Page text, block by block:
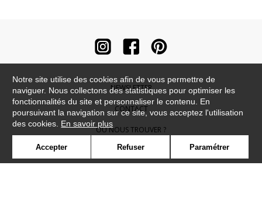
NEWSLETTER
CONTACT
OÙ NOUS TROUVER ?
CONTRACT
Notre site utilise des cookies afin de vous permettre de
naviguer. Nous collectons des statistiques pour optimiser les
fonctionnalités du site et personnaliser le contenu. En
poursuivant la navigation sur ce site, vous acceptez l'utilisation
des cookies. En savoir plus
Accepter Refuser Paramétrer